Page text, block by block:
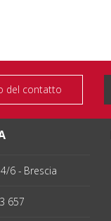
6 - Brescia
657